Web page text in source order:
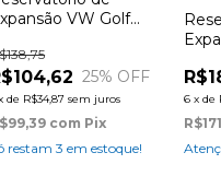
VW Golf
25% OFF
de R$34,87 sem juros
com Pix
restam3 em estoque!
6 xde